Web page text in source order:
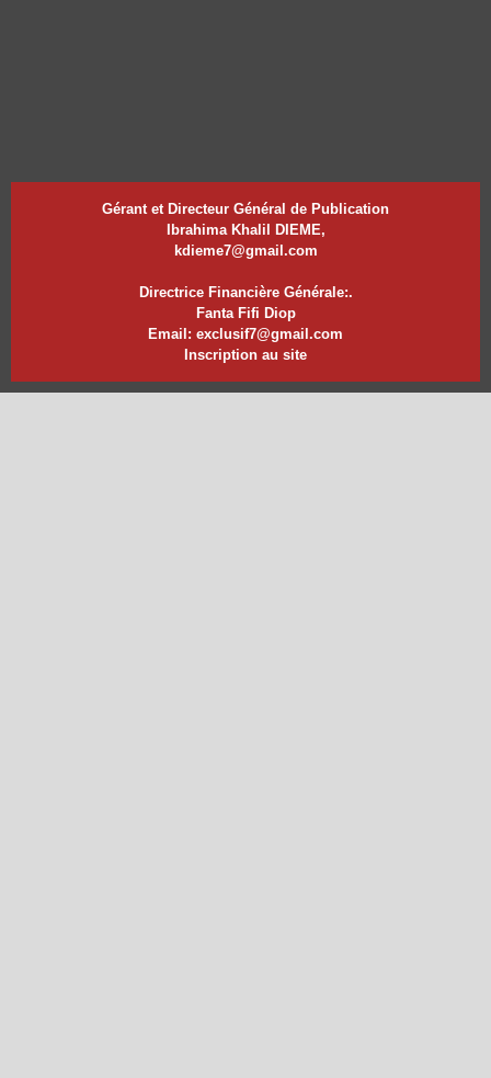
Gérant et Directeur Général de Publication
Ibrahima Khalil DIEME,
kdieme7@gmail.com
Directrice Financière Générale:.
Fanta Fifi Diop
Email: exclusif7@gmail.com
Inscription au site